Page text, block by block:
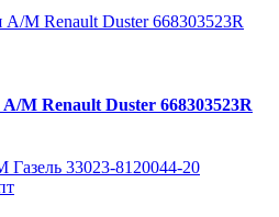
М Renault Duster 668303523R